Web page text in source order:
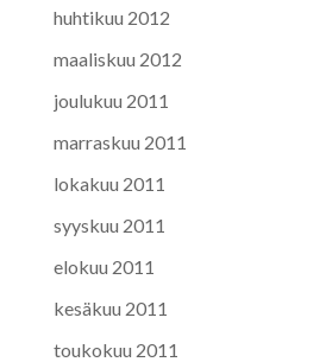
huhtikuu 2012
maaliskuu 2012
joulukuu 2011
marraskuu 2011
lokakuu 2011
syyskuu 2011
elokuu 2011
kesäkuu 2011
toukokuu 2011